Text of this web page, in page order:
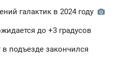
галактик в 2024 году
до +3 градусов
подъезде закончился